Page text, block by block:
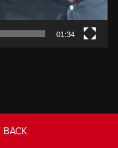
BACK
01:34